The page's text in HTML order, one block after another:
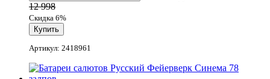
12 998
Скидка 6%
Артикул: 2418961